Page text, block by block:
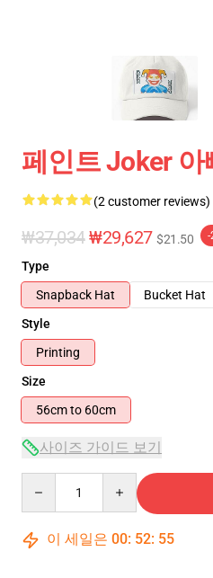
페인트 Joker 아
(2 customer reviews)
₩37,034₩29,627 $21.50 -
Type
Snapback Hat
Bucket Hat
Style
Printing
Size
56cm to 60cm
사이즈 가이드 보기
이 세일은 00: 52: 54